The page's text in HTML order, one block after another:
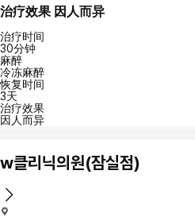
治疗效果 因人而异
治疗时间
30分钟
麻醉
冷冻麻醉
恢复时间
3天
治疗效果
因人而异
w클리닉의원(잠실점)